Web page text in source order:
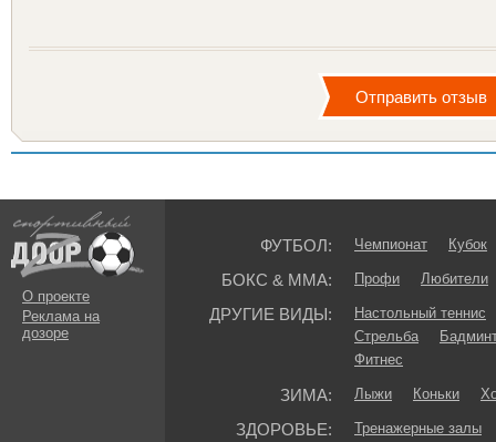
О проекте
Реклама на
дозоре
ФУТБОЛ: Чемпионат Кубок
БОКС & ММА: Профи Любители
ДРУГИЕ ВИДЫ:
Настольный теннис
Стрельба
Фитнес
ЗИМА: Лыжи Коньки
ЗДОРОВЬЕ:
Тренажерные залы